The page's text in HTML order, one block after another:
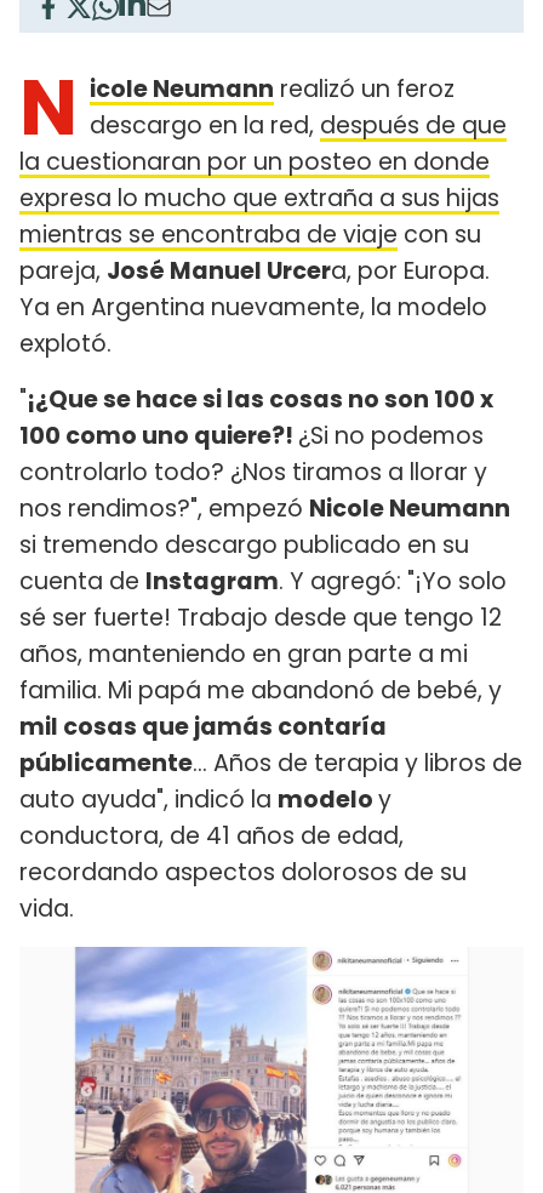
N icole Neumann realizó un feroz
descargo en la red, después de que
la cuestionaran por un posteo en donde
expresa lo mucho que extraña a sus hijas
mientras se encontraba de viaje con su
pareja, José Manuel Urcera, por Europa.
Ya en Argentina nuevamente, la modelo
explotó.
"¡¿Que se hace si las cosas no son 100 x
100 como uno quiere?! ¿Si no podemos
controlarlo todo? ¿Nos tiramos a llorar y
nos rendimos?", empezó Nicole Neumann
si tremendo descargo publicado en su
cuenta de Instagram. Y agregó: "¡Yo solo
sé ser fuerte! Trabajo desde que tengo 12
años, manteniendo en gran parte a mi
familia. Mi papá me abandonó de bebé, y
mil cosas que jamás contaría
públicamente… Años de terapia y libros de
auto ayuda", indicó la modeloy
conductora, de 41 años de edad,
recordando aspectos dolorosos de su
vida.